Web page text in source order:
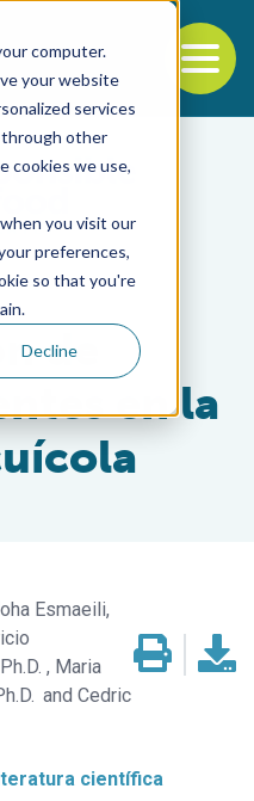
computer.
your website
services
other
cookies we use,
you visit our
preferences,
so that you're
Decline
de
en la
Esmaeili,
Maria
Cedric
científica